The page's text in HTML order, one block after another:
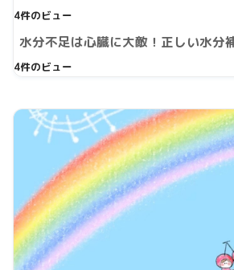
4件のビュー
水分不足は心臓に大敵！正しい水分
4件のビュー